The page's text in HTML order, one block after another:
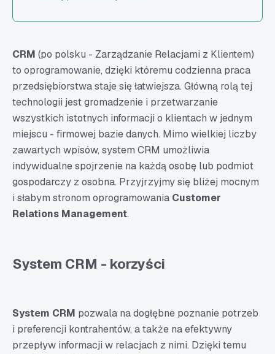
CRM (po polsku - Zarządzanie Relacjami z Klientem)
to oprogramowanie, dzięki któremu codzienna praca
przedsiębiorstwa staje się łatwiejsza. Główną rolą tej
technologii jest gromadzenie i przetwarzanie
wszystkich istotnych informacji o klientach w jednym
miejscu - firmowej bazie danych. Mimo wielkiej liczby
zawartych wpisów, system CRM umożliwia
indywidualne spojrzenie na każdą osobę lub podmiot
gospodarczy z osobna. Przyjrzyjmy się bliżej mocnym
i słabym stronom oprogramowania Customer
Relations Management.
System CRM - korzyści
System CRM pozwala na dogłębne poznanie potrzeb
i preferencji kontrahentów, a także na efektywny
przepływ informacji w relacjach z nimi. Dzięki temu